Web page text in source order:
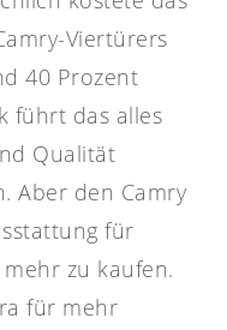
Viertürers
40 Prozent
führt das alles
Qualität
Aber den Camry
für
zu kaufen.
für mehr